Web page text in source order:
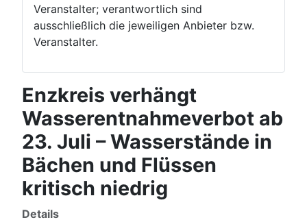
Veranstalter; verantwortlich sind
ausschließlich die jeweiligen Anbieter bzw.
Veranstalter.
Enzkreis verhängt
Wasserentnahmeverbot ab
23. Juli – Wasserstände in
Bächen und Flüssen
kritisch niedrig
Details